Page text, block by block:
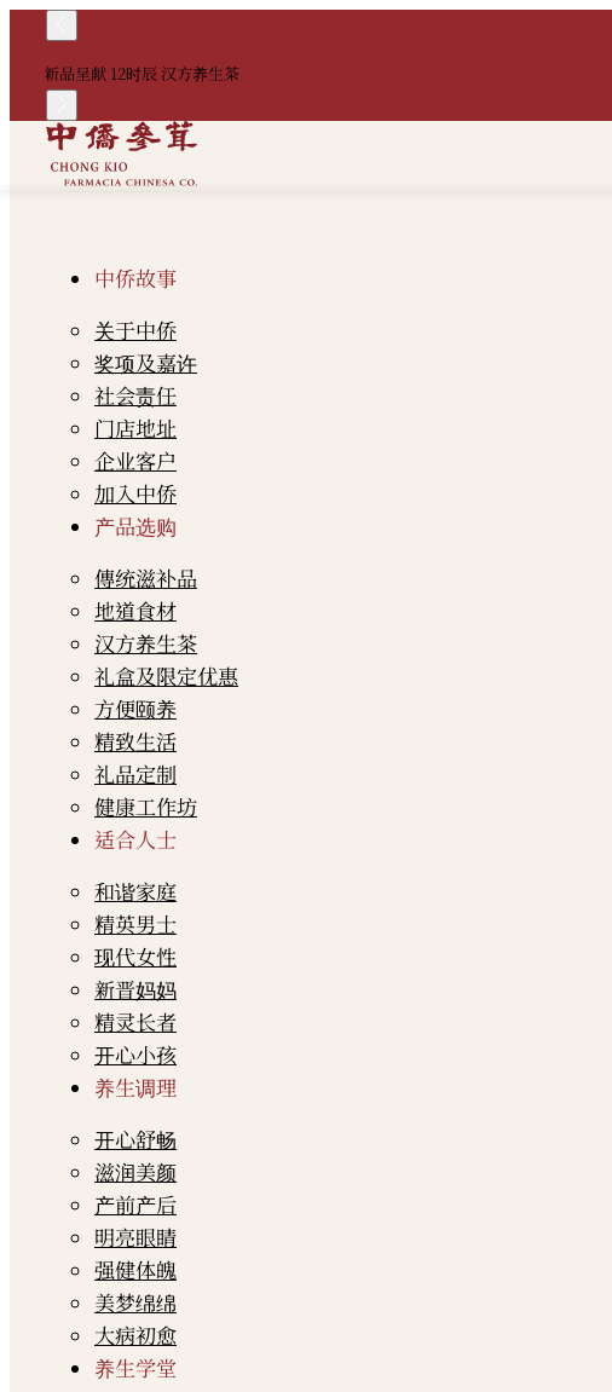
新品呈献 12时辰 汉方养生茶
中侨故事
关于中侨
奖项及嘉许
社会责任
门店地址
企业客户
加入中侨
产品选购
傳统滋补品
地道食材
汉方养生茶
礼盒及限定优惠
方便颐养
精致生活
礼品定制
健康工作坊
适合人士
和谐家庭
精英男士
现代女性
新晋妈妈
精灵长者
开心小孩
养生调理
开心舒畅
滋润美颜
产前产后
明亮眼睛
强健体魄
美梦绵绵
大病初愈
养生学堂